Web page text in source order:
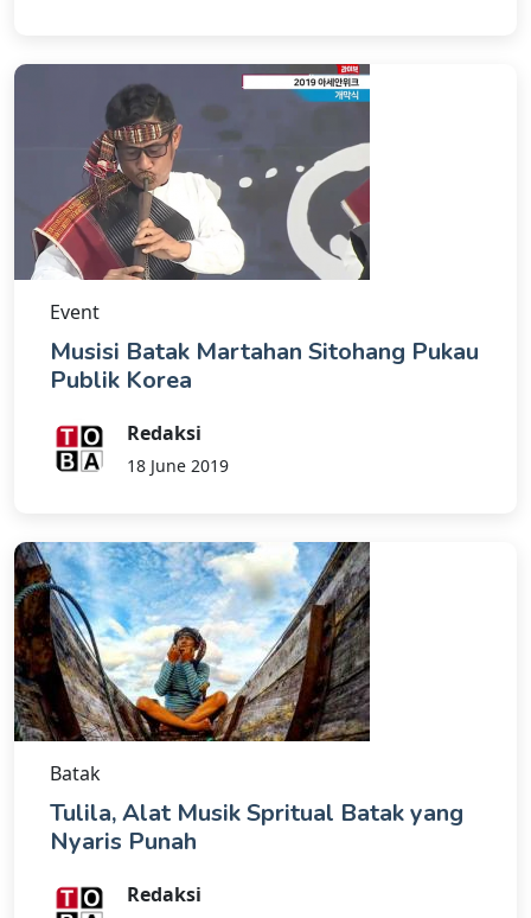
Event
Musisi Batak Martahan Sitohang Pukau
Publik Korea
Redaksi
18 June 2019
Batak
Tulila, Alat Musik Spritual Batak yang
Nyaris Punah
Redaksi